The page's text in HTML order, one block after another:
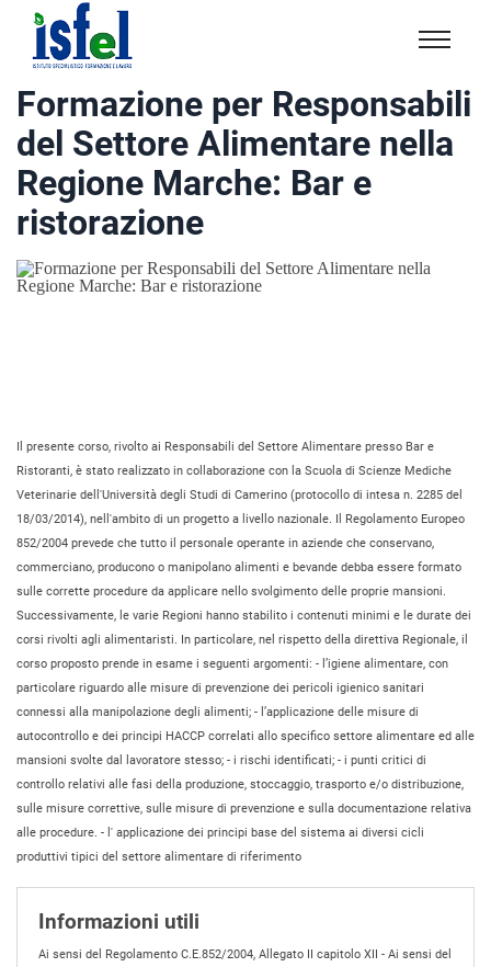
Isfel
Istituto
specialistico
formazione
e
lavoro
Formazione per Responsabili
del Settore Alimentare nella
Regione Marche: Bar e
ristorazione
Il presente corso, rivolto ai Responsabili del Settore Alimentare presso Bar e
Ristoranti, è stato realizzato in collaborazione con la Scuola di Scienze Mediche
Veterinarie dell'Università degli Studi di Camerino (protocollo di intesa n. 2285 del
18/03/2014), nell'ambito di un progetto a livello nazionale. Il Regolamento Europeo
852/2004 prevede che tutto il personale operante in aziende che conservano,
commerciano, producono o manipolano alimenti e bevande debba essere formato
sulle corrette procedure da applicare nello svolgimento delle proprie mansioni.
Successivamente, le varie Regioni hanno stabilito i contenuti minimi e le durate dei
corsi rivolti agli alimentaristi. In particolare, nel rispetto della direttiva Regionale, il
corso proposto prende in esame i seguenti argomenti: - l’igiene alimentare, con
particolare riguardo alle misure di prevenzione dei pericoli igienico sanitari
connessi alla manipolazione degli alimenti; - l’applicazione delle misure di
autocontrollo e dei principi HACCP correlati allo specifico settore alimentare ed alle
mansioni svolte dal lavoratore stesso; - i rischi identificati; - i punti critici di
controllo relativi alle fasi della produzione, stoccaggio, trasporto e/o distribuzione,
sulle misure correttive, sulle misure di prevenzione e sulla documentazione relativa
alle procedure. - l' applicazione dei principi base del sistema ai diversi cicli
produttivi tipici del settore alimentare di riferimento
Informazioni utili
Ai sensi del Regolamento C.E.852/2004, Allegato II capitolo XII - Ai sensi del